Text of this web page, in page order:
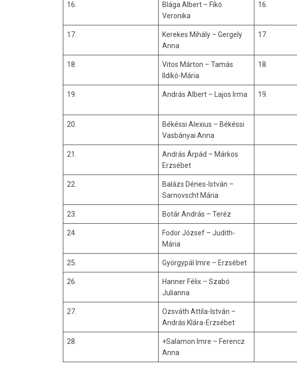
16.
Blága Albert – Fíkó
Veronika
16.
17.
Kerekes Mihály – Gergely
Anna
17.
18.
Vitos Márton – Tamás
Ildíkó-Mária
18.
19. András Albert – Lajos Irma 19.
20.
Békéssi Alexius – Békéssi
Vasbányai Anna
21.
András Árpád – Márkos
Erzsébet
22.
Balázs Dénes-István –
Sarnovscht Mária
23. Botár András – Teréz
24.
Fodor József – Judith-
Mária
25. Györgypál Imre – Erzsébet
26.
Hanner Félix – Szabó
Julianna
27.
Ozsváth Attila-István –
András Klára-Erzsébet
28.
+Salamon Imre – Ferencz
Anna